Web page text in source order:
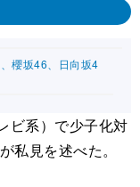
櫻坂46、日向坂4
ビ系）で少子化対
私見を述べた。